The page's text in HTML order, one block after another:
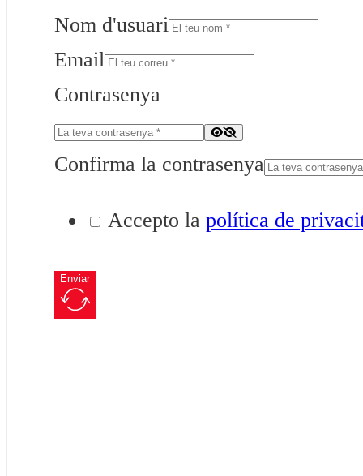
Nom d'usuari
Email
Contrasenya
Confirma la contrasenya
Accepto la política de
Enviar